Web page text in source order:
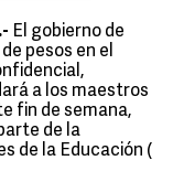
El gobierno de
pesos en el
a los maestros
fin de semana,
de la
de la Educación (